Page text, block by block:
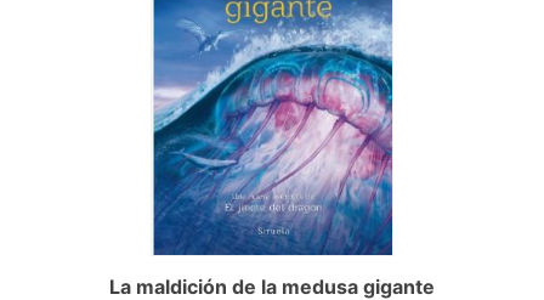
La maldición de la medusa gigante